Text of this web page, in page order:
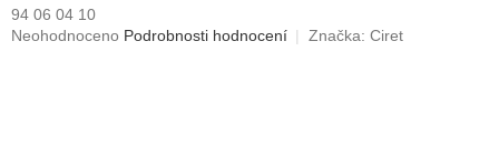
94 06 04 10
Průměrné
Neohodnoceno Podrobnosti hodnocení Značka: Ciret